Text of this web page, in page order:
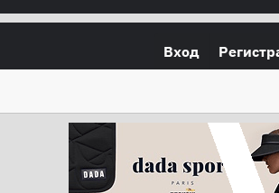
Вход